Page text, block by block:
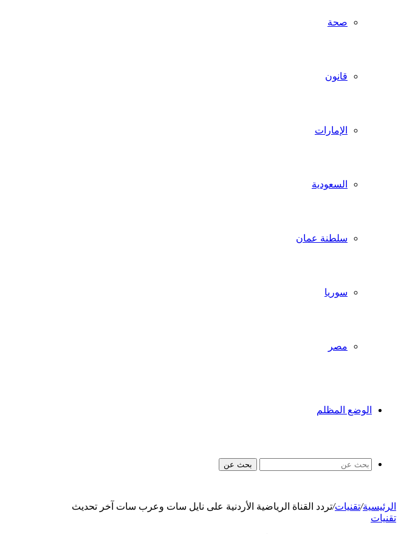
صحة
قانون
الإمارات
السعودية
سلطنة عمان
سوريا
مصر
الوضع المظلم
بحث عن
الرئيسية/تقنيات/تردد القناة الرياضية الأردنية على نايل سات وعرب سات آخر تحديث
تقنيات